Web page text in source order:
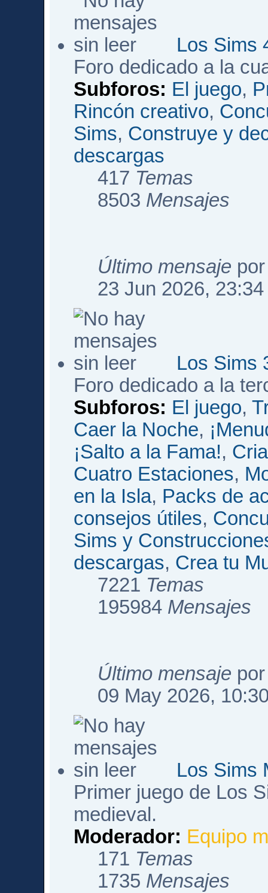
Los Sims
Foro dedicado a la
Subforos: El juego,
Rincón creativo,
Sims, Construye y
descargas
417 Temas
8503 Mensajes
Último mensaje
23 Jun 2026, 23:34
Los Sims
Foro dedicado a la
Subforos: El juego,
Caer la Noche,
¡Salto a la Fama!,
Cuatro Estaciones,
en la Isla, Packs de
consejos útiles,
Sims y
descargas, Crea tu
7221 Temas
195984 Mensajes
Último mensaje
09 May 2026,
Los Sims
Primer juego de Los
medieval.
Moderador: Equipo
171 Temas
1735 Mensajes